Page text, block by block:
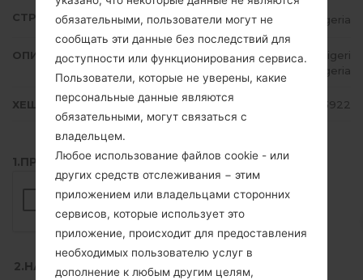
СТРАНА Nigeria
ОПИСАНИЕ
MTN Nigeria, Glo Mobile, Zain Nigeri
a, Etisalat Nigeria
ХЕШ 05cf538f6888d636899f0c555a083922
1.ПРОВЕРИТЬ НАЛИЧИЕ RECAPTCHA
2.НАЖМИТЕ, ЧТОБЫ СКАЧАТЬ
обязательными, пользователи могут не
сообщать эти данные без последствий для
доступности или функционирования сервиса.
Пользователи, которые не уверены, какие
персональные данные являются
обязательными, могут связаться с
владельцем.
Любое использование файлов cookie - или
других средств отслеживания − этим
приложением или владельцами сторонних
сервисов, которые использует это
приложение, происходит для предоставления
необходимых пользователю услуг в
дополнение к любым другим целям,